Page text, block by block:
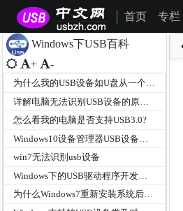
首页 专栏
Windows下USB百科
+ -
为什么我的USB设备如U盘从一个端口换到另一个端口会重新安装驱动？
怎么看我的电脑是否支持USB3.0?
win7无法识别usb设备
为什么Windows7重新安装系统后插在USB3.0端口的鼠标不能使用？